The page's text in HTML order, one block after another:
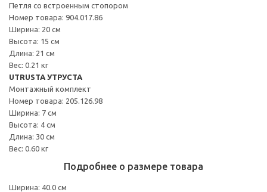
Петля со встроенным стопором
Номер товара: 904.017.86
Ширина: 20 см
Высота: 15 см
Длина: 21 см
Вес: 0.21 кг
UTRUSTA УТРУСТА
Монтажный комплект
Номер товара: 205.126.98
Ширина: 7 см
Высота: 4 см
Длина: 30 см
Вес: 0.60 кг
Подробнее о размере товара
Ширина: 40.0 см